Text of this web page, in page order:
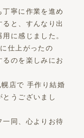
寧に作業を進め
と、すんなり出
に感じました。
仕上がったの
のを楽しみにお
店で 手作り結婚
うございまし
一同、心よりお待